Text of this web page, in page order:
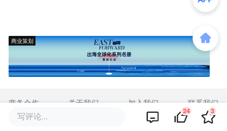
商业策划
写评论... 24 3
商务合作 关于我们 加入我们
联系我们
城市加盟
我要入驻 投资者关系